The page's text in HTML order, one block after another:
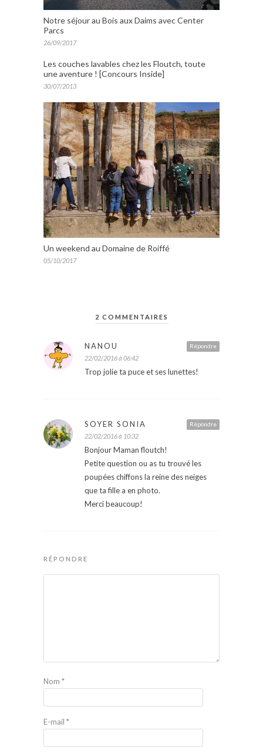
Notre séjour au Bois aux Daims avec Center
Parcs
26/09/2017
Les couches lavables chez les Floutch, toute
une aventure ! [Concours Inside]
30/07/2013
Un weekend au Domaine de Roiffé
05/10/2017
2 COMMENTAIRES
Répondre
NANOU
22/02/2016 à 06:42
Trop jolie ta puce et ses lunettes!
Répondre
SOYER SONIA
22/02/2016 à 10:32
Bonjour Maman floutch!
Petite question ou as tu trouvé les
poupées chiffons la reine des neiges
que ta fille a en photo.
Merci beaucoup!
RÉPONDRE
Nom *
E-mail *